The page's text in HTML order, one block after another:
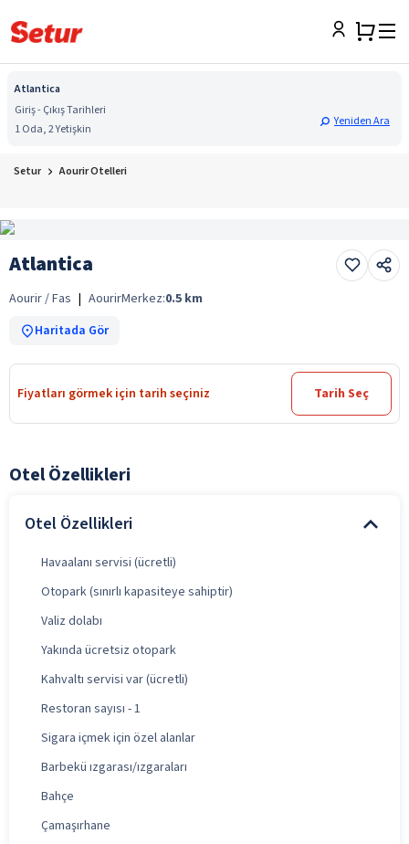
Atlantica
Giriş - Çıkış Tarihleri
1 Oda, 2 Yetişkin
Yeniden Ara
Setur Aourir Otelleri
Atlantica
Aourir / Fas | AourirMerkez:0.5 km
Haritada Gör
Fiyatları görmek için tarih seçiniz Tarih Seç
Otel Özellikleri
Otel Özellikleri
Havaalanı servisi (ücretli)
Otopark (sınırlı kapasiteye sahiptir)
Valiz dolabı
Yakında ücretsiz otopark
Kahvaltı servisi var (ücretli)
Restoran sayısı - 1
Sigara içmek için özel alanlar
Barbekü ızgarası/ızgaraları
Bahçe
Çamaşırhane